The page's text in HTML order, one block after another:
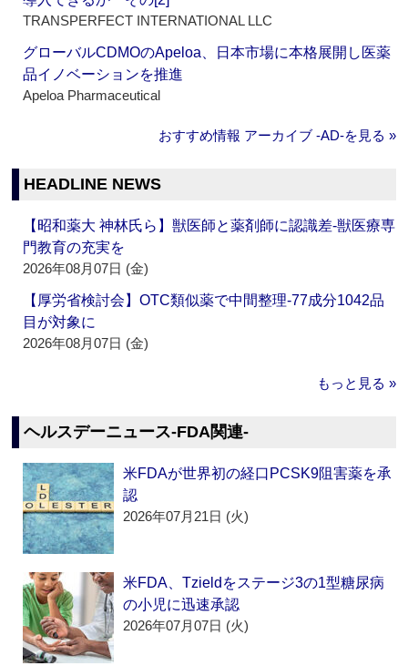
TRANSPERFECT INTERNATIONAL LLC
グローバルCDMOのApeloa、日本市場に本格展開し医薬
品イノベーションを推進
Apeloa Pharmaceutical
おすすめ情報 アーカイブ ‐AD‐を見る »
HEADLINE NEWS
【昭和薬大 神林氏ら】獣医師と薬剤師に認識差‐獣医療専
門教育の充実を
2026年08月07日 (金)
【厚労省検討会】OTC類似薬で中間整理‐77成分1042品
目が対象に
2026年08月07日 (金)
もっと見る »
ヘルスデーニュース‐FDA関連‐
米FDAが世界初の経口PCSK9阻害薬を承
認
2026年07月21日 (火)
米FDA、Tzieldをステージ3の1型糖尿病
の小児に迅速承認
2026年07月07日 (火)